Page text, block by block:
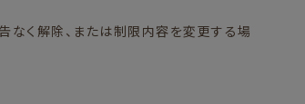
く解除、または制限内容を変更する場